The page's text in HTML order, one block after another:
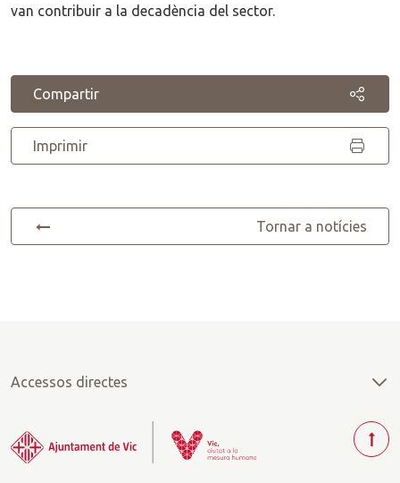
van contribuir a la decadència del sector.
Compartir
Imprimir
Tornar a notícies
Accessos directes
T